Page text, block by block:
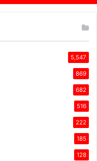
5,547
869
682
516
222
185
128